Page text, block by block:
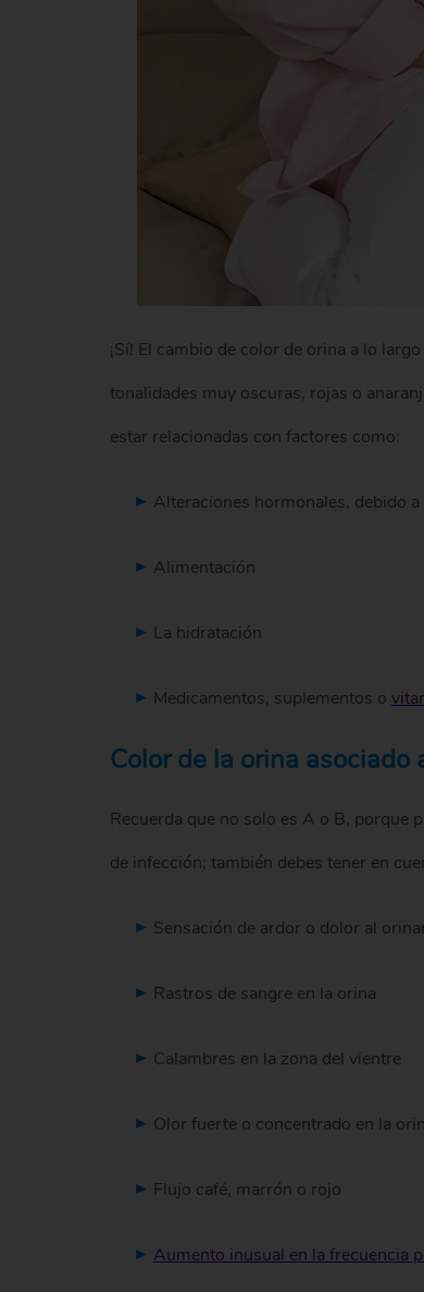
¡Sí! El cambio de color de orina a lo
tonalidades muy oscuras, rojas o
estar relacionadas con factores como:
Alteraciones hormonales, debido
Alimentación
La hidratación
Medicamentos, suplementos o
Color de la orina
Recuerda que no solo es A o B, porque
de infección; también debes tener en
Sensación de ardor o dolor al
Rastros de sangre en la orina
Calambres en la zona del vientre
Olor fuerte o concentrado en la
Flujo café, marrón o rojo
Aumento inusual en la frecuencia